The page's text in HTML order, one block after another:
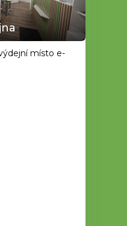
místo e-